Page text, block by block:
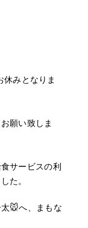
みとなりま
願い致しま
サービスの利
た。
🐭へ、まもな